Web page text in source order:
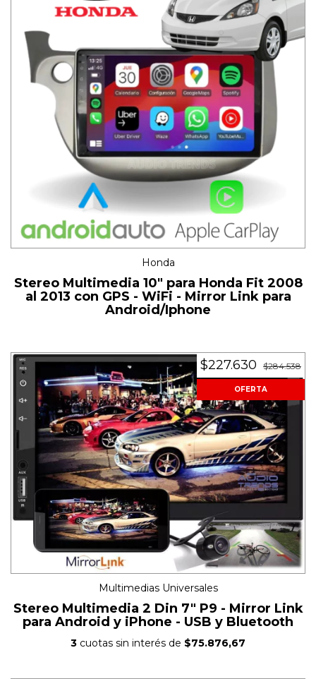
Honda
Stereo Multimedia 10" para Honda Fit 2008
al 2013 con GPS - WiFi - Mirror Link para
Android/Iphone
$227.630 $284.538
OFERTA
Multimedias Universales
Stereo Multimedia 2 Din 7" P9 - Mirror Link
para Android y iPhone - USB y Bluetooth
3 cuotas sin interés de $75.876,67